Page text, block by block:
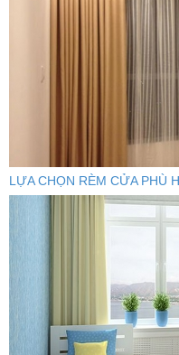
LỰA CHỌN RÈM CỬA PHÙ